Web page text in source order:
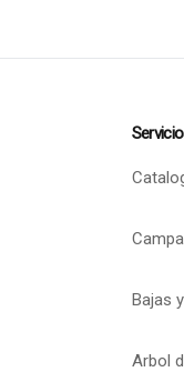
Bajas
Arbol